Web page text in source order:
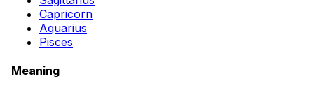
Capricorn
Aquarius
Pisces
Meaning